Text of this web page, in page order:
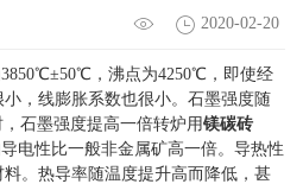
2020-02-20
，沸点为4250℃，即使经
，线膨胀系数也很小。石墨强度随
石墨强度提高一倍转炉用镁碳砖
电性比一般非金属矿高一倍。导热性
。热导率随温度提升高而降低，甚